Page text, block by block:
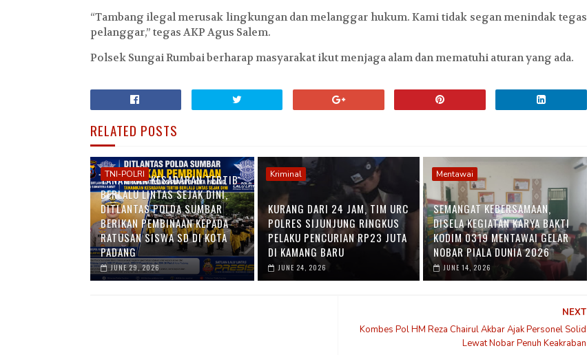
“Tambang ilegal merusak lingkungan dan melanggar hukum. Kami tidak segan menindak tegas
pelanggar,” tegas AKP Agus Salem.
Polsek Sungai Rumbai berharap masyarakat ikut menjaga alam dan mematuhi aturan yang ada.
RELATED POSTS
TNI-POLRI
TANAMKAN KESADARAN TERTIB
BERLALU LINTAS SEJAK DINI,
DITLANTAS POLDA SUMBAR
BERIKAN PEMBINAAN KEPADA
RATUSAN SISWA SD DI KOTA
PADANG
JUNE 29, 2026
Kriminal
KURANG DARI 24 JAM, TIM URC
POLRES SIJUNJUNG RINGKUS
PELAKU PENCURIAN RP23 JUTA
DI KAMANG BARU
JUNE 24, 2026
Mentawai
SEMANGAT KEBERSAMAAN,
DISELA KEGIATAN KARYA BAKTI
KODIM 0319 MENTAWAI GELAR
NOBAR PIALA DUNIA 2026
JUNE 14, 2026
NEXT
Kombes Pol HM Reza Chairul Akbar Ajak Personel Solid
Lewat Nobar Penuh Keakraban